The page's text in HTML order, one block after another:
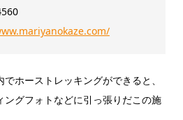
でホーストレッキングができると、
グフォトなどに引っ張りだこの施